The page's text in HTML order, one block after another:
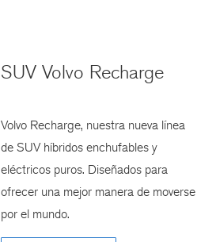
SUV Volvo Recharge
Volvo Recharge, nuestra nueva línea
de SUV híbridos enchufables y
eléctricos puros. Diseñados para
ofrecer una mejor manera de moverse
por el mundo.